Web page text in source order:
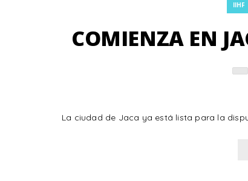
IIHF
COMIENZA EN
La ciudad de Jaca ya está lista para la